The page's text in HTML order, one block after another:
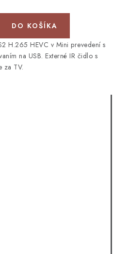
DO KOŠÍKA
H.265 HEVC v Mini prevedení s
na USB. Externé IR čidlo s
za TV.